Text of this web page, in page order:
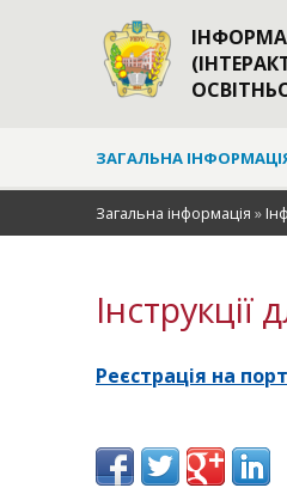
ЗАГАЛЬНА
Загальна інформація »
Реєстрація на